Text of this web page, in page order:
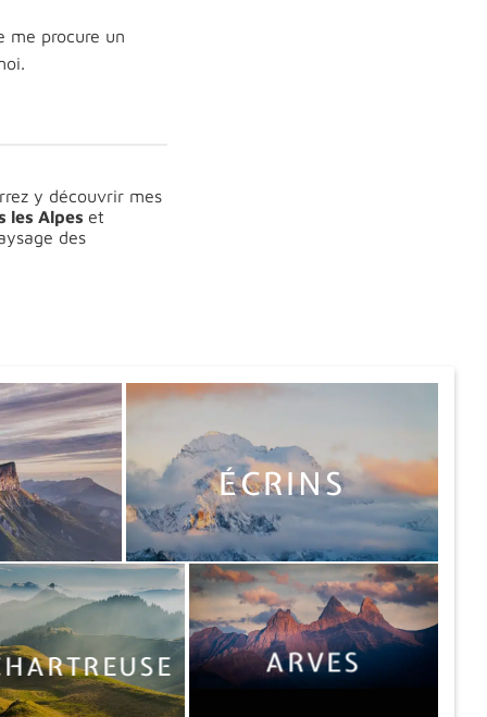
me procure un
y découvrir mes
les Alpes et
des
ÉCRINS
ARVES